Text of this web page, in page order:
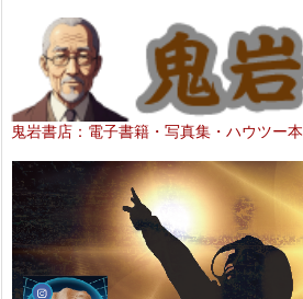
鬼岩書店：電子書籍・写真集・ハウツー本